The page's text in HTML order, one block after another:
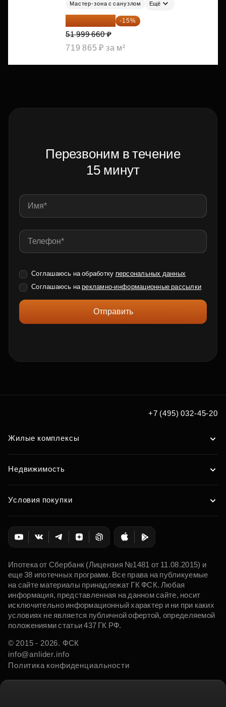
Мастер-зона с санузлом Ещё
44 199 711 ₽ -15%
51 999 660 ₽
719 865 ₽ за м²
Перезвоним в течение
15 минут
Соглашаюсь на обработку персональных данных
Соглашаюсь нарекламно-информационные рассылки
Отправить
+7 (495) 032-45-20
Жилые комплексы
Недвижимость
Условия покупки
Ипотека от Сбербанк (Лицензия №1481 от 11.08.2015) и
еще 38 ипотечных программ. Все права на публикуемые
на сайте материалы принадлежат ГК ФСК. Любая
информация, представленная на данном сайте, носит
исключительно информационный характер и ни при каких
условиях не является публичной офертой, определяемой
положениями статьи 437 ГК РФ.
© 2015 - 2026. ФСК
info@anlider.info
Политика конфиденциальности